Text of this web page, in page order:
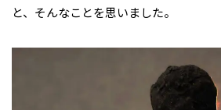
と、そんなことを思いました。